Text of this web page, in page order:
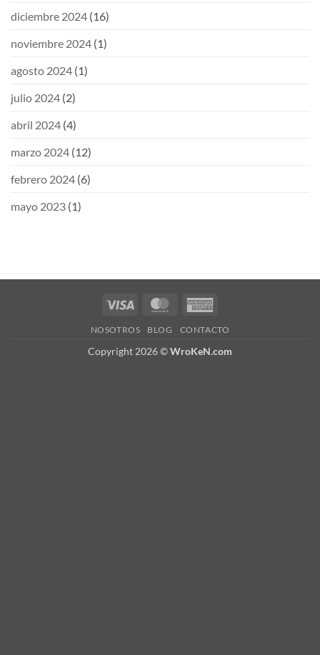
diciembre 2024 (16)
noviembre 2024 (1)
agosto 2024 (1)
julio 2024 (2)
abril 2024 (4)
marzo 2024 (12)
febrero 2024 (6)
mayo 2023 (1)
Visa MasterCard
NOSOTROS BLOG CONTACTO
Copyright 2026 ©WroKeN.com